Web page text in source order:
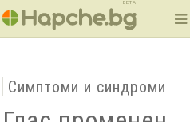
BETA
Симптоми и синдроми